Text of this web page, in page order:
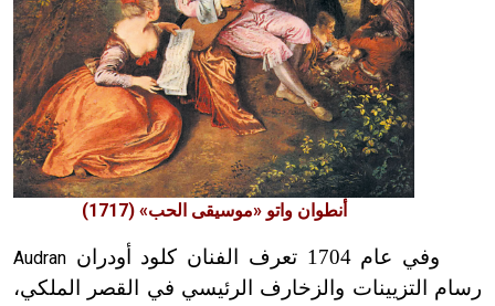
أنطوان واتو «موسيقى الحب» (1717)
وفي عام 1704 تعرف الفنان كلود أودران Audran
رسام التزيينات والزخارف الرئيسي في القصر الملكي،